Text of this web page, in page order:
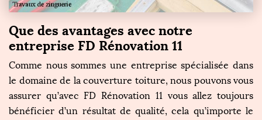
Que des avantages avec notre
entreprise FD Rénovation 11
Comme nous sommes une entreprise spécialisée dans
le domaine de la couverture toiture, nous pouvons vous
assurer qu’avec FD Rénovation 11 vous allez toujours
bénéficier d’un résultat de qualité, cela qu’importe le